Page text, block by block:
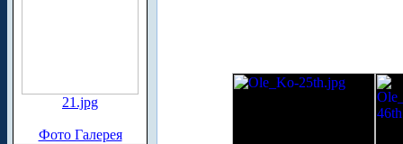
21.jpg
Фото Галерея